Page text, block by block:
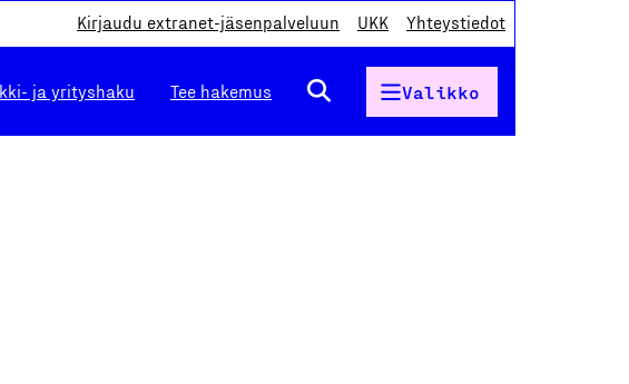
Kirjaudu extranet-jäsenpalveluun UKK Yhteystiedot
ja yrityshaku Tee hakemus Valikko